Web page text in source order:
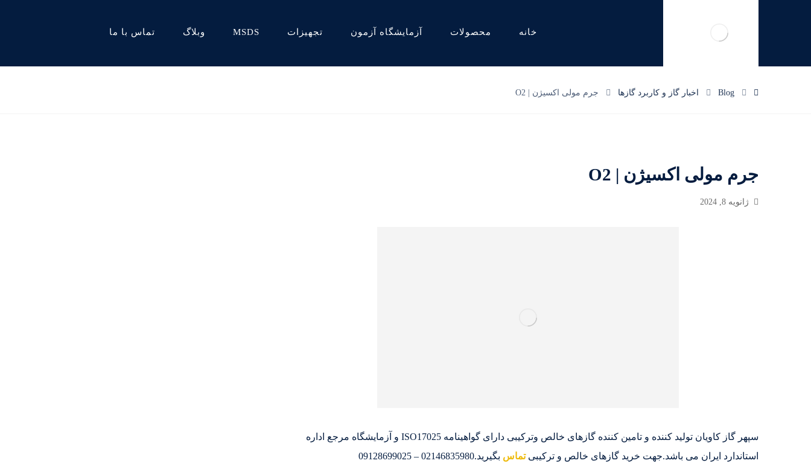
خانه محصولات آزمایشگاه آزمون تجهیزات MSDS وبلاگ تماس با ما
Blog اخبار گاز و کاربرد گازها جرم مولی اکسیژن | O2
جرم مولی اکسیژن | O2
ژانویه 8, 2024
سپهر گاز کاویان تولید کننده و تامین کننده گازهای خالص وترکیبی دارای گواهینامه ISO17025 و آزمایشگاه مرجع اداره
استاندارد ایران می باشد.جهت خرید گازهای خالص و ترکیبیتماس بگیرید.02146835980 – 09128699025